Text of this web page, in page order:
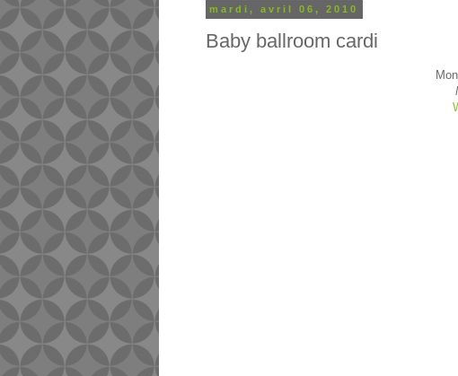
mardi, avril 06, 2010
Baby ballroom cardi